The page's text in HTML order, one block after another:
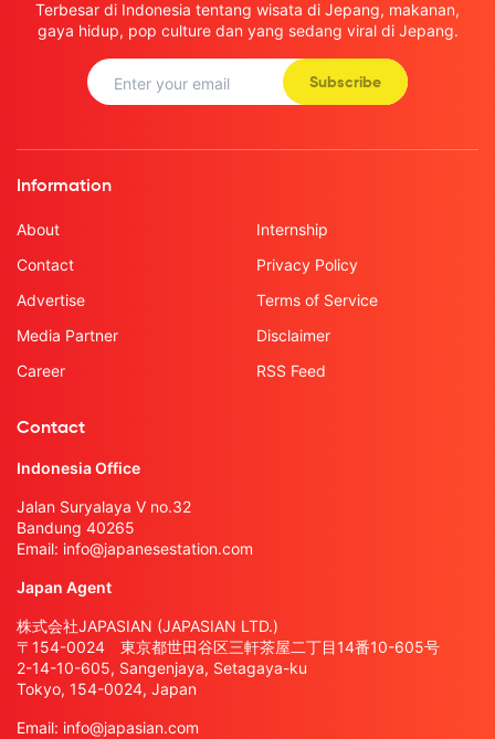
Terbesar di Indonesia tentang wisata di Jepang, makanan,
gaya hidup, pop culture dan yang sedang viral di Jepang.
Subscribe
Information
About
Contact
Advertise
Media Partner
Career
Internship
Privacy Policy
Terms of Service
Disclaimer
RSS Feed
Contact
Indonesia Office
Jalan Suryalaya V no.32
Bandung 40265
Email: info@japanesestation.com
Japan Agent
株式会社JAPASIAN (JAPASIAN LTD.)
〒154-0024 東京都世田谷区三軒茶屋二丁目14番10-605号
2-14-10-605, Sangenjaya, Setagaya-ku
Tokyo, 154-0024, Japan
Email: info@japasian.com